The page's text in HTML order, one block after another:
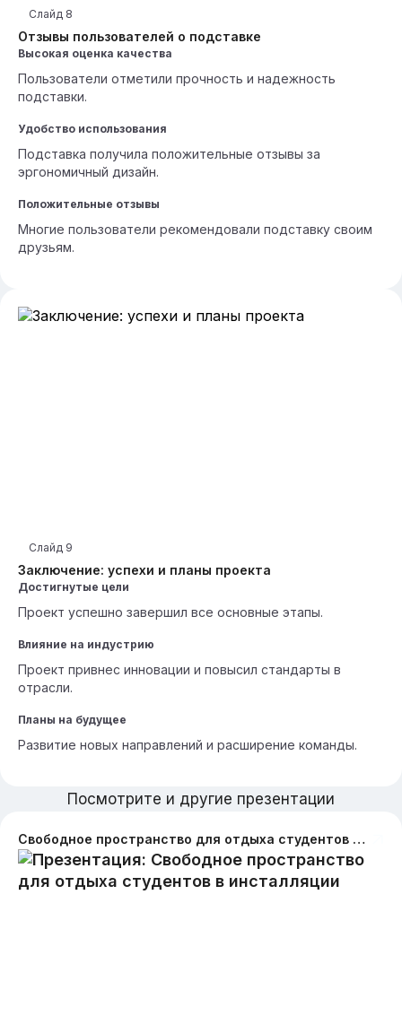
Отзывы пользователей о подставке
Слайд 8
Высокая оценка качества
Пользователи отметили прочность и надежность
подставки.
Удобство использования
Подставка получила положительные отзывы за
эргономичный дизайн.
Положительные отзывы
Многие пользователи рекомендовали подставку своим
друзьям.
Заключение: успехи и планы проекта
Слайд 9
Достигнутые цели
Проект успешно завершил все основные этапы.
Влияние на индустрию
Проект привнес инновации и повысил стандарты в
отрасли.
Планы на будущее
Развитие новых направлений и расширение команды.
Посмотрите и другие презентации
Свободное пространство для отдыха студентов в инсталляции